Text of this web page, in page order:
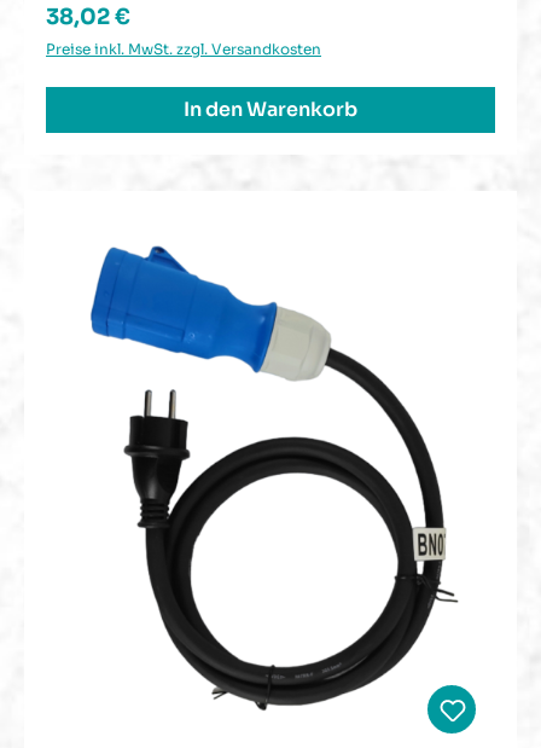
Regulärer Preis:
38,02 €
Preise inkl. MwSt. zzgl. Versandkosten
In den Warenkorb